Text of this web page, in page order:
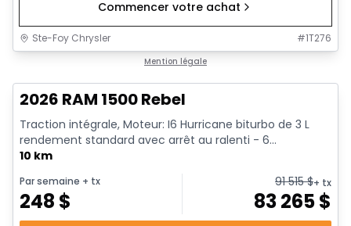
Commencer votre achat
Ste-Foy Chrysler #1T276
Mention légale
2026 RAM 1500 Rebel
Traction intégrale, Moteur: I6 Hurricane biturbo de 3 L
rendement standard avec arrêt au ralenti - 6...
10 km
Par semaine + tx
248 $
91 515$+ tx
83 265$